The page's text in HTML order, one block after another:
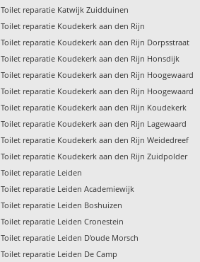
Toilet reparatie Katwijk Zuidduinen
Toilet reparatie Koudekerk aan den Rijn
Toilet reparatie Koudekerk aan den Rijn Dorpsstraat
Toilet reparatie Koudekerk aan den Rijn Honsdijk
Toilet reparatie Koudekerk aan den Rijn Hoogewaard
Toilet reparatie Koudekerk aan den Rijn Hoogewaard
Toilet reparatie Koudekerk aan den Rijn Koudekerk
Toilet reparatie Koudekerk aan den Rijn Lagewaard
Toilet reparatie Koudekerk aan den Rijn Weidedreef
Toilet reparatie Koudekerk aan den Rijn Zuidpolder
Toilet reparatie Leiden
Toilet reparatie Leiden Academiewijk
Toilet reparatie Leiden Boshuizen
Toilet reparatie Leiden Cronestein
Toilet reparatie Leiden D'oude Morsch
Toilet reparatie Leiden De Camp